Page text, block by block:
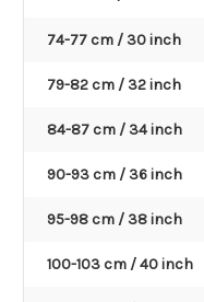
74-77 cm / 30 inch
79-82 cm / 32 inch
84-87 cm / 34 inch
90-93 cm / 36 inch
95-98 cm / 38 inch
100-103 cm / 40 inch